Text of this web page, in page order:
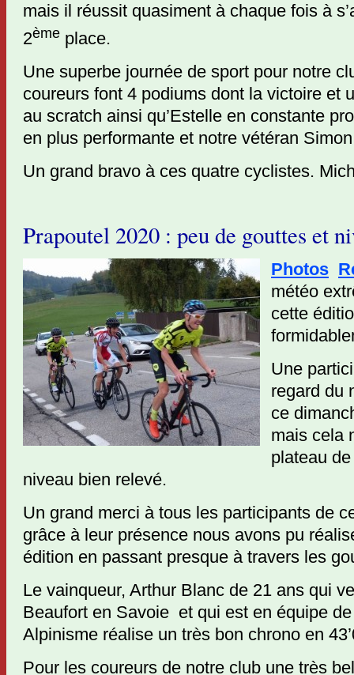
mais il réussit quasiment à chaque fois à
2ème place.
Une superbe journée de sport pour notre
coureurs font 4 podiums dont la victoire et
au scratch ainsi qu’Estelle en constante
en plus performante et notre vétéran
Un grand bravo à ces quatre cyclistes.
Prapoutel 2020 : peu de gouttes et
Photos
météo
cette
Une
regard du
ce
mais cela
plateau
niveau bien relevé.
Un grand merci à tous les participants de
grâce à leur présence nous avons pu
édition en passant presque à travers les
Le vainqueur, Arthur Blanc de 21 ans qui
Beaufort en Savoie et qui est en équipe
Alpinisme réalise un très bon chrono en
Pour les coureurs de notre club une très